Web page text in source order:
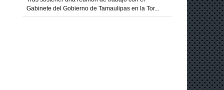
Gabinete del Gobierno de Tamaulipas en la Tor...